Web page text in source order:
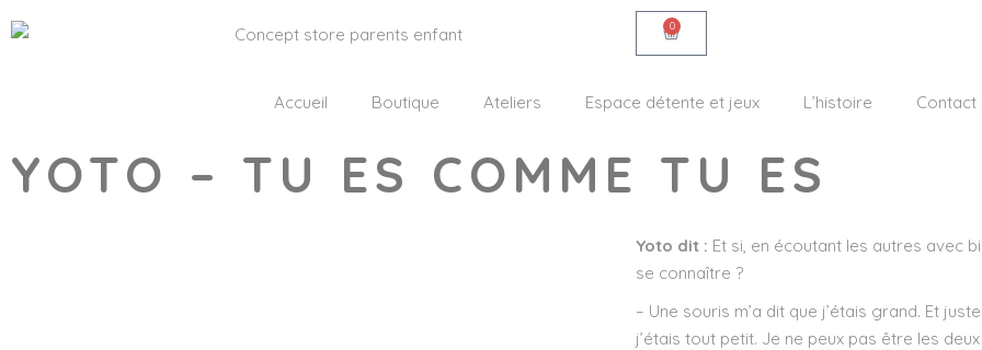
0
Accueil Boutique Ateliers Espace détente et jeux L’histoire Contact
YOTO – TU ES COMME TU ES
Yoto dit : Et si, en écoutant les autres avec
se connaître ?
– Une souris m’a dit que j’étais grand. Et
j’étais tout petit. Je ne peux pas être les